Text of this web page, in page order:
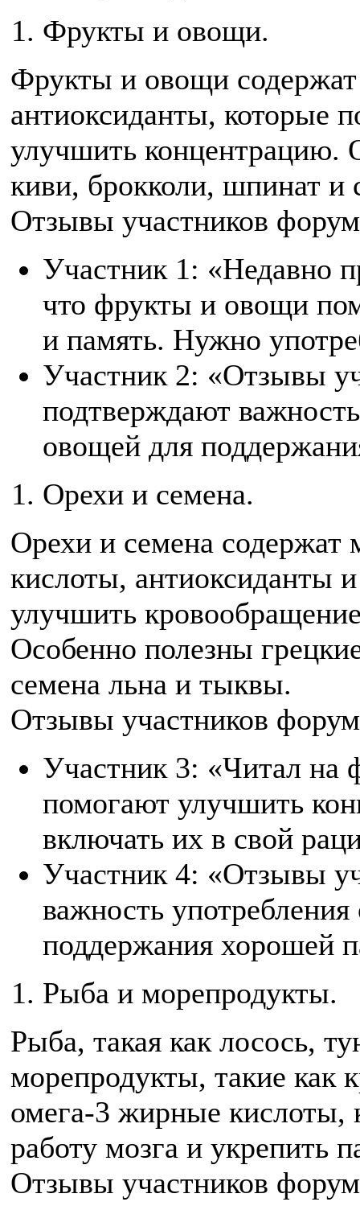
Фрукты и овощи.
Фрукты и овощи
антиоксиданты, которые
улучшить концентрацию.
киви, брокколи, шпинат и
Отзывы участников
Участник 1: «Недавно
что фрукты и овощи
и память. Нужно
Участник 2: «Отзывы
подтверждают
овощей для
Орехи и семена.
Орехи и семена
кислоты, антиоксиданты
улучшить
Особенно полезны
семена льна и тыквы.
Отзывы участников
Участник 3: «Читал на
помогают улучшить
включать их в свой
Участник 4: «Отзывы
важность
поддержания хорошей
Рыба и морепродукты.
Рыба, такая как лосось,
морепродукты, такие как
омега-3 жирные кислоты,
работу мозга и укрепить
Отзывы участников